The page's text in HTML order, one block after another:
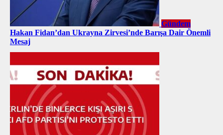
Gündem
Hakan Fidan’dan Ukrayna Zirvesi’nde Barışa Dair Önemli
Mesaj